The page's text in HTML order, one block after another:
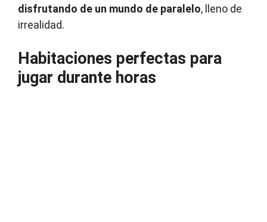
disfrutando de un mundo de paralelo, lleno de
irrealidad.
Habitaciones perfectas para
jugar durante horas